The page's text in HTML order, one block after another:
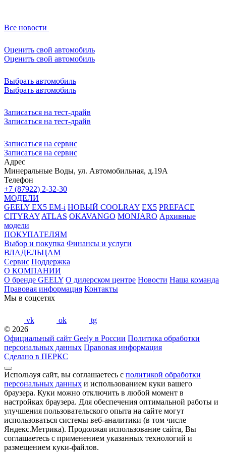
Все новости
Оценить свой автомобиль
Оценить свой автомобиль
Выбрать автомобиль
Выбрать автомобиль
Записаться на тест-драйв
Записаться на тест-драйв
Записаться на сервис
Записаться на сервис
Адрес
Минеральные Воды, ул. Автомобильная, д.19А
Телефон
+7 (87922) 2-32-30
МОДЕЛИ
GEELY EX5 EM-i НОВЫЙ COOLRAY EX5 PREFACE
CITYRAY ATLAS OKAVANGO MONJARO Архивные
модели
ПОКУПАТЕЛЯМ
Выбор и покупка Финансы и услуги
ВЛАДЕЛЬЦАМ
Сервис Поддержка
О КОМПАНИИ
О бренде GEELY О дилерском центре Новости Наша команда
Правовая информация Контакты
Мы в соцсетях
vk ok
tg
© 2026
Официальный сайт Geely в России Политика обработки
персональных данных Правовая информация
Сделано в ПЕРКС
Используя сайт, вы соглашаетесь с политикой обработки
персональных данных и использованием куки вашего
браузера. Куки можно отключить в любой момент в
настройках браузера. Для обеспечения оптимальной работы и
улучшения пользовательского опыта на сайте могут
использоваться системы веб-аналитики (в том числе
Яндекс.Метрика). Продолжая использование сайта, Вы
соглашаетесь с применением указанных технологий и
размещением куки-файлов.